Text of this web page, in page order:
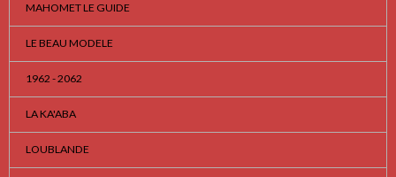
MAHOMET LE GUIDE
LE BEAU MODELE
1962 - 2062
LA KA'ABA
LOUBLANDE